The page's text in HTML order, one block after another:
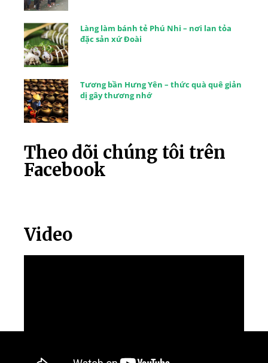
Làng làm bánh tẻ Phú Nhi – nơi lan tỏa
đặc sản xứ Đoài
Tương bần Hưng Yên – thức quà quê giản
dị gây thương nhớ
Theo dõi chúng tôi trên
Facebook
Video